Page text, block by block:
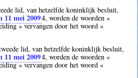
lid, van hetzelfde koninklijk besluit,
11 mei 20094, worden de woorden «
» vervangen door het woord «
lid, van hetzelfde koninklijk besluit,
11 mei 20094, worden de woorden «
» vervangen door het woord «